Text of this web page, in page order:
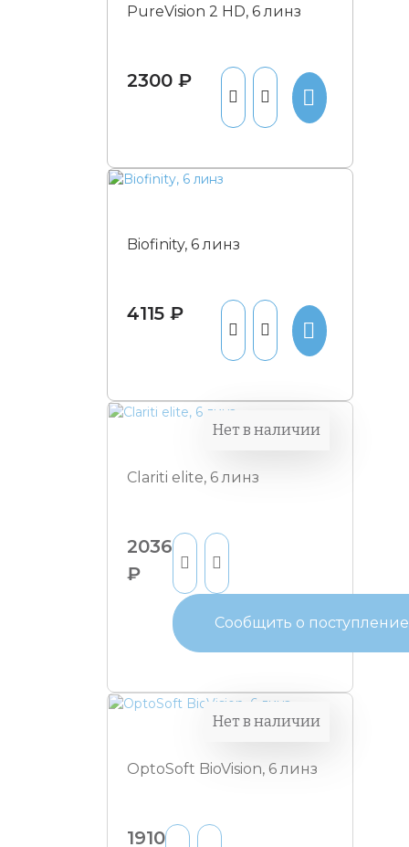
PureVision 2 HD, 6 линз
2300 ₽
Biofinity, 6 линз
4115 ₽
Нет в наличии
Clariti elite, 6 линз
2036
₽
Сообщить о поступление
Нет в наличии
OptoSoft BioVision, 6 линз
1910